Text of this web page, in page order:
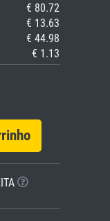
€ 80.72
€ 13.63
€ 44.98
€ 1.13